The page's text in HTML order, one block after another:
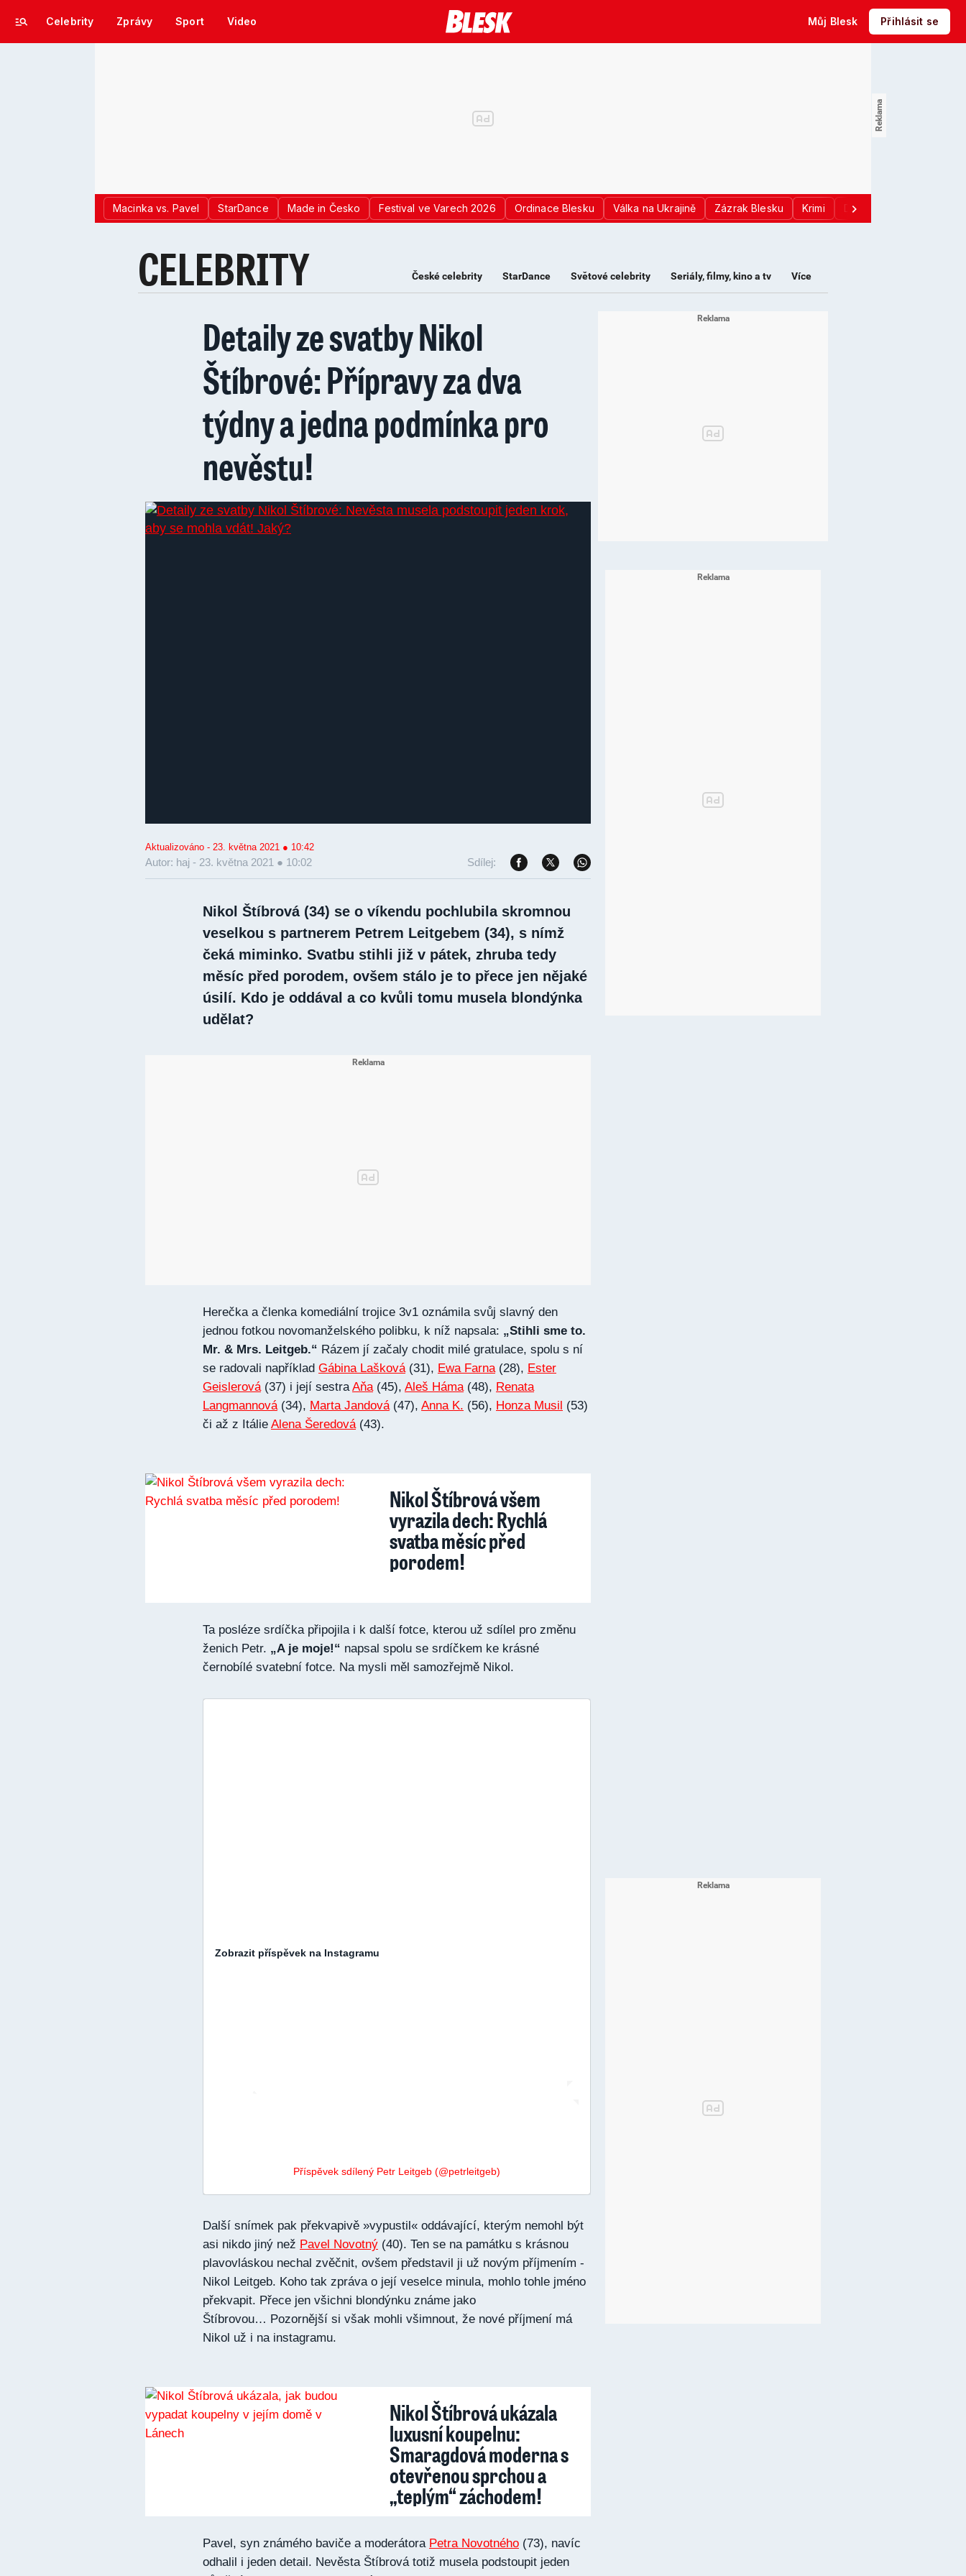
Celebrity Zprávy Sport Video Můj Blesk Přihlásit se
Macinka vs. Pavel StarDance Made in Česko Festival ve Varech 2026 Ordinace Blesku Válka na Ukrajině Zázrak Blesku Krimi Donald Trump
CELEBRITY České celebrity StarDance Světové celebrity Seriály, filmy, kino a tv Více
Detaily ze svatby Nikol
Štíbrové: Přípravy za dva
týdny a jedna podmínka pro
nevěstu!
Autor: haj -
Aktualizováno - 23. května 2021 ● 10:42
23. května 2021 ● 10:02 Sdílej:
Nikol Štíbrová (34) se o víkendu pochlubila skromnou
veselkou s partnerem Petrem Leitgebem (34), s nímž
čeká miminko. Svatbu stihli již v pátek, zhruba tedy
měsíc před porodem, ovšem stálo je to přece jen nějaké
úsilí. Kdo je oddával a co kvůli tomu musela blondýnka
udělat?
Herečka a členka komediální trojice 3v1 oznámila svůj slavný den
jednou fotkou novomanželského polibku, k níž napsala: „Stihli sme to.
Mr. & Mrs. Leitgeb.“ Rázem jí začaly chodit milé gratulace, spolu s ní
se radovali například Gábina Lašková(31), Ewa Farna(28), Ester
Geislerová(37) i její sestraAňa(45), Aleš Háma(48), Renata
Langmannová(34), Marta Jandová(47), Anna K. (56), Honza Musil (53)
či až z Itálie Alena Šeredová(43).
Nikol Štíbrová všem
vyrazila dech: Rychlá
svatba měsíc před
porodem!
Ta posléze srdíčka připojila i k další fotce, kterou už sdílel pro změnu
ženich Petr. „A je moje!“ napsal spolu se srdíčkem ke krásné
černobílé svatební fotce. Na mysli měl samozřejmě Nikol.
Zobrazit příspěvek na Instagramu
Příspěvek sdílený Petr Leitgeb (@petrleitgeb)
Další snímek pak překvapivě »vypustil« oddávající, kterým nemohl být
asi nikdo jiný než Pavel Novotný (40). Ten se na památku s krásnou
plavovláskou nechal zvěčnit, ovšem představil ji už novým příjmením -
Nikol Leitgeb. Koho tak zpráva o její veselce minula, mohlo tohle jméno
překvapit. Přece jen všichni blondýnku známe jako
Štíbrovou… Pozornější si však mohli všimnout, že nové příjmení má
Nikol už i na instagramu.
Nikol Štíbrová ukázala
luxusní koupelnu:
Smaragdová moderna s
otevřenou sprchou a
„teplým“ záchodem!
Pavel, syn známého baviče a moderátora Petra Novotného (73), navíc
odhalil i jeden detail. Nevěsta Štíbrová totiž musela podstoupit jeden